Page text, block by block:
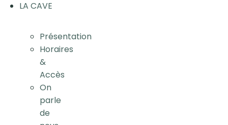
LA CAVE
Présentation
Horaires
&
Accès
On
parle
de